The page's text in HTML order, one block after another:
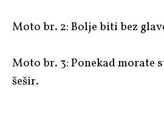
Moto br. 2: Bolje biti bez
Moto br. 3: Ponekad morate
šešir.